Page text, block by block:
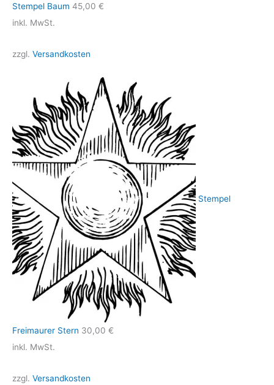
Stempel Baum 45,00 €
inkl. MwSt.
zzgl. Versandkosten
Stempel
Freimaurer Stern 30,00 €
inkl. MwSt.
zzgl. Versandkosten